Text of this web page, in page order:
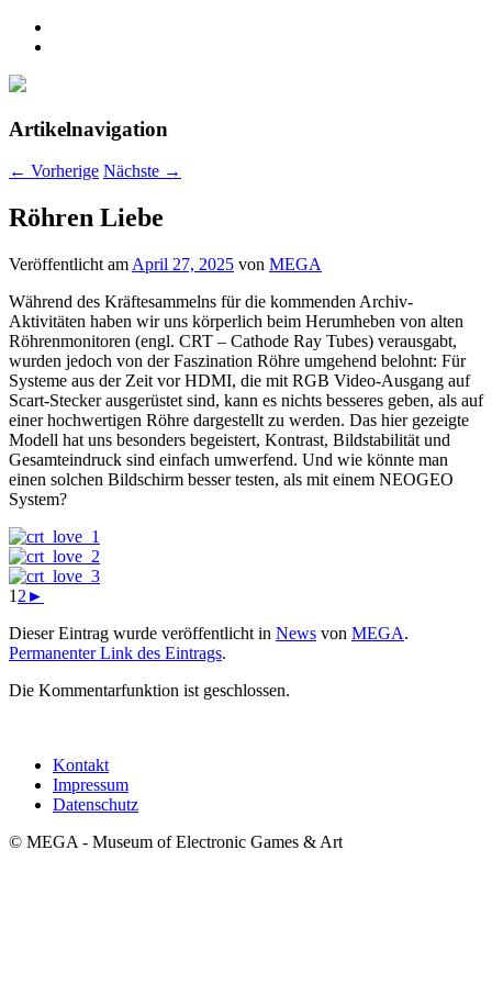
Artikelnavigation
← Vorherige Nächste →
Röhren Liebe
Veröffentlicht am April 27, 2025 von MEGA
Während des Kräftesammelns für die kommenden Archiv-
Aktivitäten haben wir uns körperlich beim Herumheben von alten
Röhrenmonitoren (engl. CRT – Cathode Ray Tubes) verausgabt,
wurden jedoch von der Faszination Röhre umgehend belohnt: Für
Systeme aus der Zeit vor HDMI, die mit RGB Video-Ausgang auf
Scart-Stecker ausgerüstet sind, kann es nichts besseres geben, als auf
einer hochwertigen Röhre dargestellt zu werden. Das hier gezeigte
Modell hat uns besonders begeistert, Kontrast, Bildstabilität und
Gesamteindruck sind einfach umwerfend. Und wie könnte man
einen solchen Bildschirm besser testen, als mit einem NEOGEO
System?
1 2 ►
Dieser Eintrag wurde veröffentlicht in News von MEGA.
Permanenter Link des Eintrags.
Die Kommentarfunktion ist geschlossen.
Kontakt
Impressum
Datenschutz
© MEGA - Museum of Electronic Games & Art